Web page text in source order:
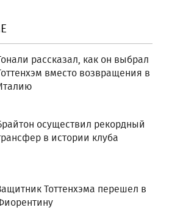
рассказал, как он выбрал
вместо возвращения в
осуществил рекордный
в истории клуба
Тоттенхэма перешел в